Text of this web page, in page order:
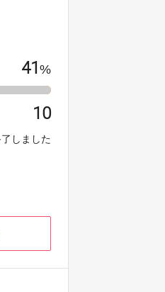
41%
10
しました